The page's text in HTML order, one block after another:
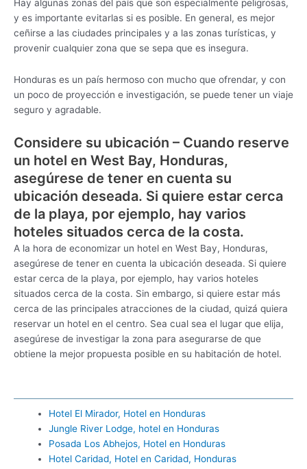
Hay algunas zonas del país que son especialmente peligrosas,
y es importante evitarlas si es posible. En general, es mejor
ceñirse a las ciudades principales y a las zonas turísticas, y
provenir cualquier zona que se sepa que es insegura.
Honduras es un país hermoso con mucho que ofrendar, y con
un poco de proyección e investigación, se puede tener un viaje
seguro y agradable.
Considere su ubicación – Cuando reserve
un hotel en West Bay, Honduras,
asegúrese de tener en cuenta su
ubicación deseada. Si quiere estar cerca
de la playa, por ejemplo, hay varios
hoteles situados cerca de la costa.
A la hora de economizar un hotel en West Bay, Honduras,
asegúrese de tener en cuenta la ubicación deseada. Si quiere
estar cerca de la playa, por ejemplo, hay varios hoteles
situados cerca de la costa. Sin embargo, si quiere estar más
cerca de las principales atracciones de la ciudad, quizá quiera
reservar un hotel en el centro. Sea cual sea el lugar que elija,
asegúrese de investigar la zona para asegurarse de que
obtiene la mejor propuesta posible en su habitación de hotel.
Hotel El Mirador, Hotel en Honduras
Jungle River Lodge, hotel en Honduras
Posada Los Abhejos, Hotel en Honduras
Hotel Caridad, Hotel en Caridad, Honduras